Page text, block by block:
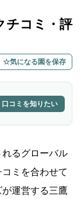
チコミ・評
気になる園を保存
口コミを知りたい
るグローバル
ミを合わせて
運営する三鷹